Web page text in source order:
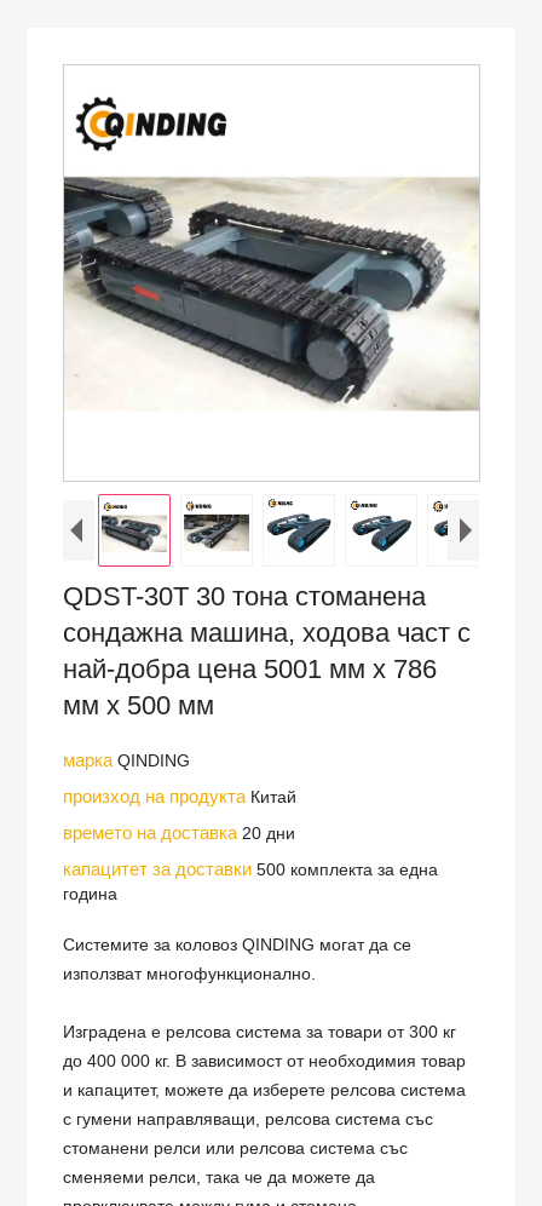
QDST-30T 30 тона стоманена
сондажна машина, ходова част с
най-добра цена 5001 мм x 786
мм x 500 мм
маркаQINDING
произход на продукта Китай
времето на доставка 20 дни
капацитет за доставки500 комплекта за една
година
Системите за коловоз QINDING могат да се
използват многофункционално.
Изградена е релсова система за товари от 300 кг
до 400 000 кг. В зависимост от необходимия товар
и капацитет, можете да изберете релсова система
с гумени направляващи, релсова система със
стоманени релси или релсова система със
сменяеми релси, така че да можете да